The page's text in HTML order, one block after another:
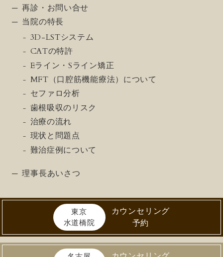
再診・お問い合せ
当院の特長
3D-LSTシステム
CATの特許
Eライン・Sライン矯正
MFT（口腔筋機能療法）について
セファロ分析
歯根吸収のリスク
治療の流れ
現状と問題点
難治症例について
理事長あいさつ
東京
水道橋院
カウンセリング
予約